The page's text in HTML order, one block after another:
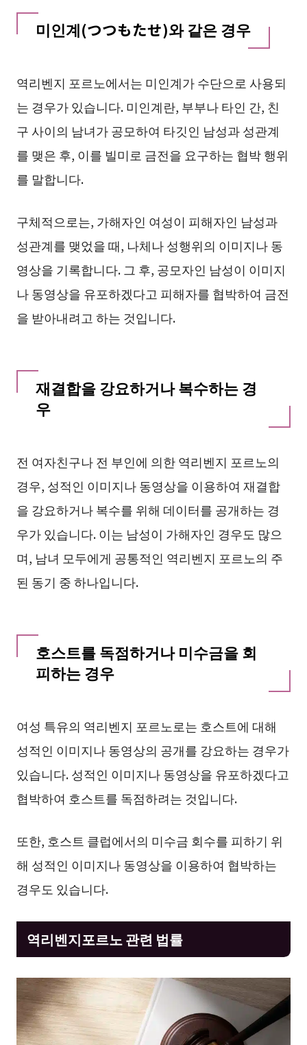
미인계(つつもたせ)와 같은 경우
역리벤지 포르노에서는 미인계가 수단으로 사용되
는 경우가 있습니다. 미인계란, 부부나 타인 간, 친
구 사이의 남녀가 공모하여 타깃인 남성과 성관계
를 맺은 후, 이를 빌미로 금전을 요구하는 협박 행위
를 말합니다.
구체적으로는, 가해자인 여성이 피해자인 남성과
성관계를 맺었을 때, 나체나 성행위의 이미지나 동
영상을 기록합니다. 그 후, 공모자인 남성이 이미지
나 동영상을 유포하겠다고 피해자를 협박하여 금전
을 받아내려고 하는 것입니다.
재결합을 강요하거나 복수하는 경
우
전 여자친구나 전 부인에 의한 역리벤지 포르노의
경우, 성적인 이미지나 동영상을 이용하여 재결합
을 강요하거나 복수를 위해 데이터를 공개하는 경
우가 있습니다. 이는 남성이 가해자인 경우도 많으
며, 남녀 모두에게 공통적인 역리벤지 포르노의 주
된 동기 중 하나입니다.
호스트를 독점하거나 미수금을 회
피하는 경우
여성 특유의 역리벤지 포르노로는 호스트에 대해
성적인 이미지나 동영상의 공개를 강요하는 경우가
있습니다. 성적인 이미지나 동영상을 유포하겠다고
협박하여 호스트를 독점하려는 것입니다.
또한, 호스트 클럽에서의 미수금 회수를 피하기 위
해 성적인 이미지나 동영상을 이용하여 협박하는
경우도 있습니다.
역리벤지포르노 관련 법률